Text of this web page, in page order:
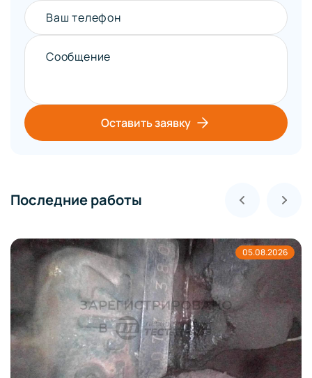
Ваш телефон
Сообщение
Оставить заявку
Последние работы
05.08.2026